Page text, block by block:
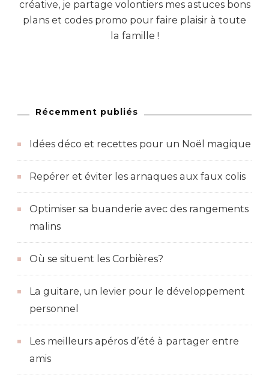
créative, je partage volontiers mes astuces bons
plans et codes promo pour faire plaisir à toute
la famille !
Récemment publiés
Idées déco et recettes pour un Noël magique
Repérer et éviter les arnaques aux faux colis
Optimiser sa buanderie avec des rangements
malins
Où se situent les Corbières?
La guitare, un levier pour le développement
personnel
Les meilleurs apéros d’été à partager entre
amis